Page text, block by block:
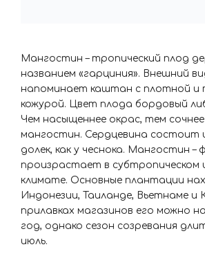
Мангостин – тропический плод
названием «гарциния». Внешний
напоминает каштан с плотной и
кожурой. Цвет плода бордовый
Чем насыщеннее окрас, тем сочнее
мангостин. Сердцевина состоит
долек, как у чеснока. Мангостин –
произрастает в субтропическом
климате. Основные плантации
Индонезии, Таиланде, Вьетнаме и
прилавках магазинов его можно
год, однако сезон созревания
июль.